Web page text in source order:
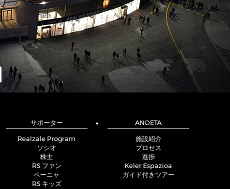
サポーター
Realzale Program
ソシオ
株主
RS ファン
ペーニャ
RS キッズ
ANOETA
施設紹介
プロセス
進捗
Keler Espazioa
ガイド付きツアー